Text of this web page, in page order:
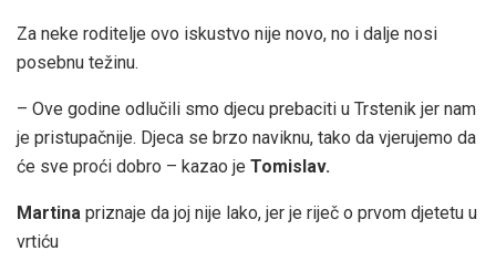
Za neke roditelje ovo iskustvo nije novo, no i dalje nosi
posebnu težinu.
– Ove godine odlučili smo djecu prebaciti u Trstenik jer nam
je pristupačnije. Djeca se brzo naviknu, tako da vjerujemo da
će sve proći dobro – kazao je Tomislav.
Martina priznaje da joj nije lako, jer je riječ o prvom djetetu u
vrtiću